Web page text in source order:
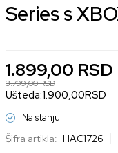
Series s
1.899,00 RSD
3.799,00RSD
Ušteda:1.900,00RSD
Na stanju
Šifra artikla: HAC1726